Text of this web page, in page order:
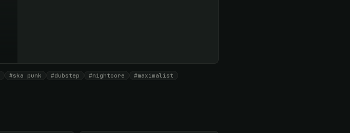
#ska punk #dubstep #nightcore
#maximalist